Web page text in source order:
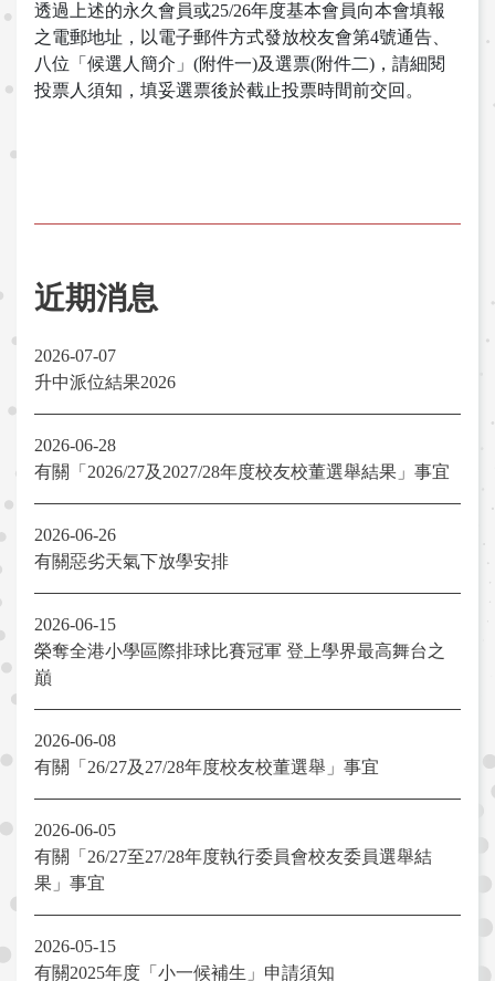
透過上述的永久會員或25/26年度基本會員向本會填報
之電郵地址，以電子郵件方式發放校友會第4號通告、
八位「候選人簡介」(附件一)及選票(附件二)，請細閱
投票人須知，填妥選票後於截止投票時間前交回。
近期消息
2026-07-07
升中派位結果2026
2026-06-28
有關「2026/27及2027/28年度校友校董選舉結果」事宜
2026-06-26
有關惡劣天氣下放學安排
2026-06-15
榮奪全港小學區際排球比賽冠軍 登上學界最高舞台之
巔
2026-06-08
有關「26/27及27/28年度校友校董選舉」事宜
2026-06-05
有關「26/27至27/28年度執行委員會校友委員選舉結
果」事宜
2026-05-15
有關2025年度「小一候補生」申請須知